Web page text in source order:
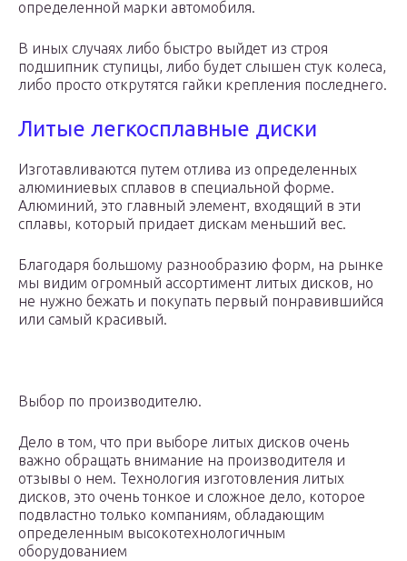
определенной марки автомобиля.
В иных случаях либо быстро выйдет из строя
подшипник ступицы, либо будет слышен стук колеса,
либо просто открутятся гайки крепления последнего.
Литые легкосплавные диски
Изготавливаются путем отлива из определенных
алюминиевых сплавов в специальной форме.
Алюминий, это главный элемент, входящий в эти
сплавы, который придает дискам меньший вес.
Благодаря большому разнообразию форм, на рынке
мы видим огромный ассортимент литых дисков, но
не нужно бежать и покупать первый понравившийся
или самый красивый.
Выбор по производителю.
Дело в том, что при выборе литых дисков очень
важно обращать внимание на производителя и
отзывы о нем. Технология изготовления литых
дисков, это очень тонкое и сложное дело, которое
подвластно только компаниям, обладающим
определенным высокотехнологичным
оборудованием